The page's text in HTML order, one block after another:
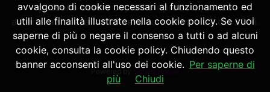
possono essere copiati o riprodotti, senza
autorizzazione, ai sensi della normativa n.29 del 2001.
Powered by SpheraHouse
avvalgono di cookie necessari al funzionamento ed
utili alle finalità illustrate nella cookie policy. Se vuoi
saperne di più o negare il consenso a tutti o ad alcuni
cookie, consulta la cookie policy. Chiudendo questo
banner acconsenti all'uso dei cookie. Per saperne di
più
Chiudi